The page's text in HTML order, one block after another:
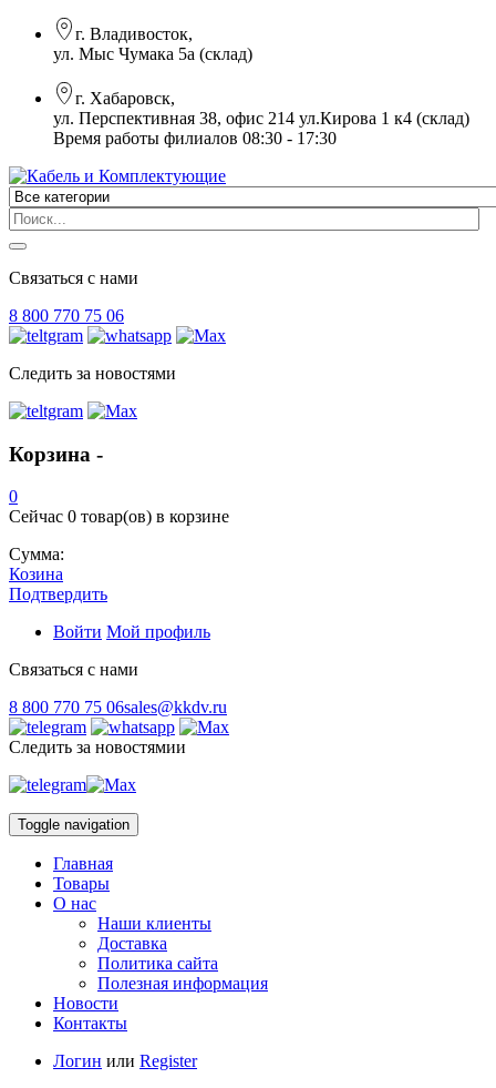
г. Владивосток,
ул. Мыс Чумака 5а (склад)
г. Хабаровск,
ул. Перспективная 38, офис 214 ул.Кирова 1 к4 (склад)
Время работы филиалов 08:30 - 17:30
Связаться с нами
8 800 770 75 06
Следить за новостями
Корзина -
0
Сейчас 0 товар(ов) в корзине
Сумма:
Козина
Подтвердить
Войти Мой профиль
Связаться с нами
8 800 770 75 06sales@kkdv.ru
Следить за новостямии
Toggle navigation
Главная
Товары
О нас
Наши клиенты
Доставка
Политика сайта
Полезная информация
Новости
Контакты
Логин или Register